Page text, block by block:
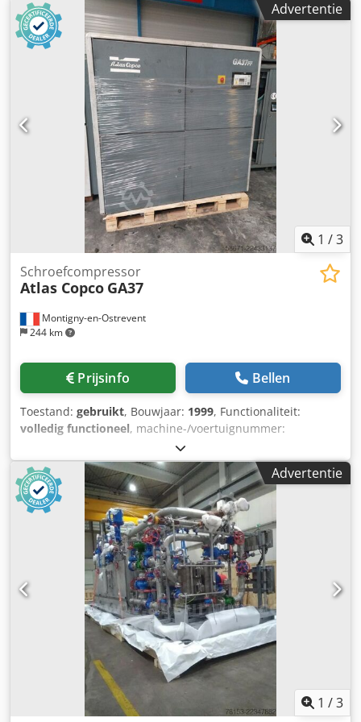
type koeling:lucht, Uitrusting:Typeplaat beschikbaar,
documentatie / handleiding
, nette goed werkende
schroefcompressor 75 KW Freqentiegestuurd Codpfx
Amjzrihreyorf
Advertentie
1 /3
Montigny-en-Ostrevent
244 km
Schroefcompressor
Atlas Copco GA37
Prijsinfo Bellen
Toestand: gebruikt, Bouwjaar: 1999, Functionaliteit:
volledig functioneel, machine-/voertuignummer:
37 kW (50,31 pk)
bar, Uitrusting:Typeplaat beschikbaar, compressor,
persluchtsysteem, De gesmeerde compressor Atlas Copco
GA37 is een krachtige en betrouwbare machine,
ontworpen om optimale prestaties te leveren in
verschillende industriële omgevingen. Dit gebruikte model,
met een vermogen van 37 kW, kan werken met een druk
van 7,5 bar, waardoor het ideaal is voor toepassingen die
een constante druk en energie-efficiëntie vereisen. De
GA37 is vervaardigd door Atlas Copco, een
toonaangevende speler in de industrie van
persluchttoepassingen, en staat bekend om zijn
duurzaamheid en robuuste constructie. Dankzij de
geavanceerde technologie zorgt deze compressor voor een
stille werking en garandeert hij tegelijkertijd een
hoogwaardige productie van perslucht. Dit model is
perfect voor bedrijven die hun productiviteit willen
Advertentie
1 /3